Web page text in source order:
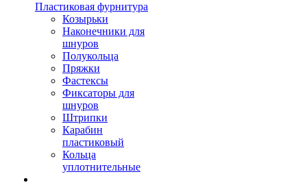
Пластиковая фурнитура
Козырьки
Наконечники для
шнуров
Полукольца
Пряжки
Фастексы
Фиксаторы для
шнуров
Штрипки
Карабин
пластиковый
Кольца
уплотнительные